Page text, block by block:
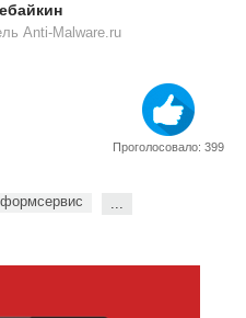
Anti-Malware.ru
Проголосовало: 399
...